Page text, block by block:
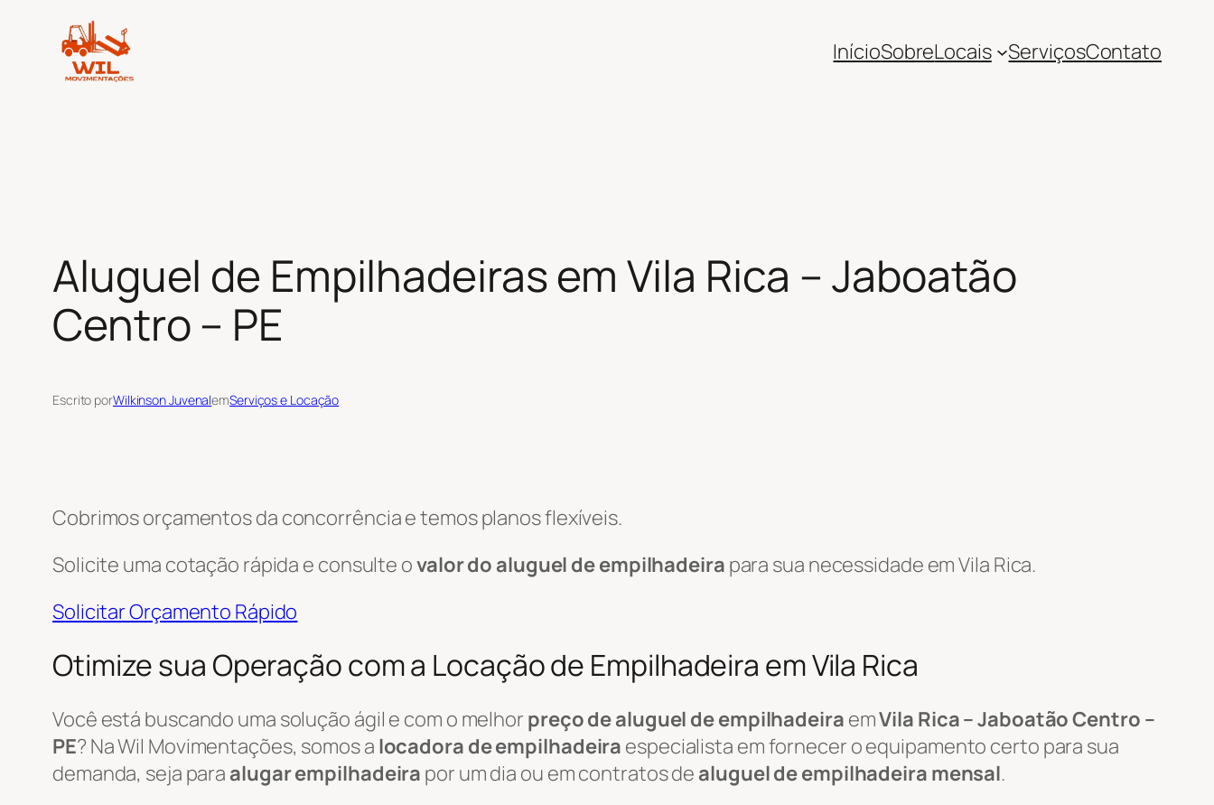
InícioSobreLocais ServiçosContato
Aluguel de Empilhadeiras em Vila Rica – Jaboatão
Centro – PE
Escrito porWilkinson JuvenalemServiços e Locação
Cobrimos orçamentos da concorrência e temos planos flexíveis.
Solicite uma cotação rápida e consulte ovalor do aluguel de empilhadeira para sua necessidade em Vila Rica.
Solicitar Orçamento Rápido
Otimize sua Operação com a Locação de Empilhadeira em Vila Rica
Você está buscando uma solução ágil e com o melhor preço de aluguel de empilhadeira emVila Rica – Jaboatão Centro –
PE? Na Wil Movimentações, somos a locadora de empilhadeira especialista em fornecer o equipamento certo para sua
demanda, seja para alugar empilhadeira por um dia ou em contratos de aluguel de empilhadeira mensal.